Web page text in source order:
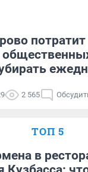
2 565
ТОП 5
в